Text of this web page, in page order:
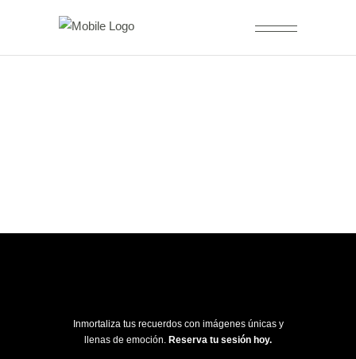
Inmortaliza tus recuerdos con imágenes únicas y
llenas de emoción. Reserva tu sesión hoy.